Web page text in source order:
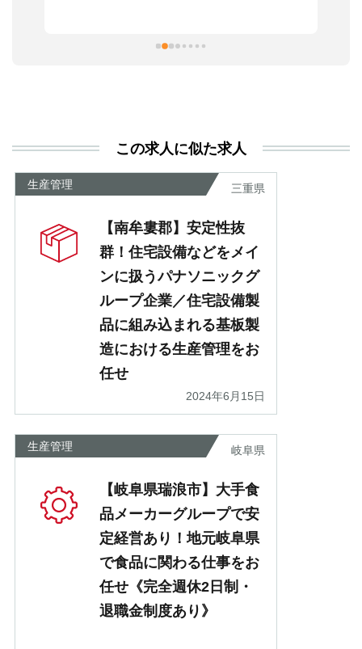
が
この求人に似た求人
生産管理 三重県
【南牟婁郡】安定性抜
群！住宅設備などをメイ
ンに扱うパナソニックグ
ループ企業／住宅設備製
品に組み込まれる基板製
造における生産管理をお
任せ
2024年6月15日
生産管理 岐阜県
【岐阜県瑞浪市】大手食
品メーカーグループで安
定経営あり！地元岐阜県
で食品に関わる仕事をお
任せ《完全週休2日制・
退職金制度あり》